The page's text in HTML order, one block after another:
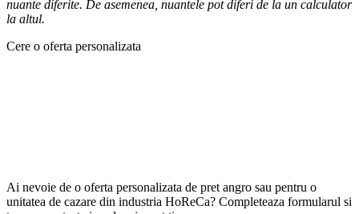
nuante diferite. De asemenea, nuantele pot diferi de la un calculator
la altul.
Cere o oferta personalizata
Ai nevoie de o oferta personalizata de pret angro sau pentru o
unitatea de cazare din industria HoReCa? Completeaza formularul si